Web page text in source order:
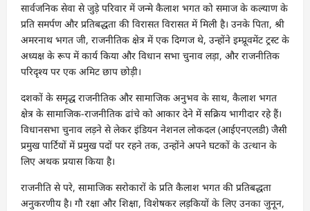
सार्वजनिक सेवा से जुड़े परिवार में जन्मे कैलाश भगत को समाज के कल्याण के
प्रति समर्पण और प्रतिबद्धता की विरासत विरासत में मिली है। उनके पिता, श्री
अमरनाथ भगत जी, राजनीतिक क्षेत्र में एक दिग्गज थे, उन्होंने इम्प्रूवमेंट ट्रस्ट के
अध्यक्ष के रूप में कार्य किया और विधान सभा चुनाव लड़ा, और राजनीतिक
परिदृश्य पर एक अमिट छाप छोड़ी।
दशकों के समृद्ध राजनीतिक और सामाजिक अनुभव के साथ, कैलाश भगत
क्षेत्र के सामाजिक-राजनीतिक ढांचे को आकार देने में सक्रिय भागीदार रहे हैं।
विधानसभा चुनाव लड़ने से लेकर इंडियन नेशनल लोकदल (आईएनएलडी) जैसी
प्रमुख पार्टियों में प्रमुख पदों पर रहने तक, उन्होंने अपने घटकों के उत्थान के
लिए अथक प्रयास किया है।
राजनीति से परे, सामाजिक सरोकारों के प्रति कैलाश भगत की प्रतिबद्धता
अनुकरणीय है। गौ रक्षा और शिक्षा, विशेषकर लड़कियों के लिए उनका जुनून,